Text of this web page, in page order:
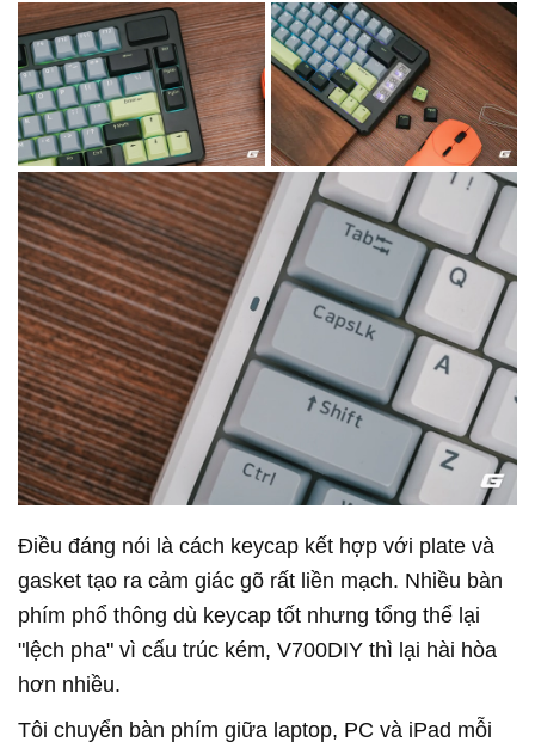
Điều đáng nói là cách keycap kết hợp với plate và
gasket tạo ra cảm giác gõ rất liền mạch. Nhiều bàn
phím phổ thông dù keycap tốt nhưng tổng thể lại
"lệch pha" vì cấu trúc kém, V700DIY thì lại hài hòa
hơn nhiều.
Tôi chuyển bàn phím giữa laptop, PC và iPad mỗi